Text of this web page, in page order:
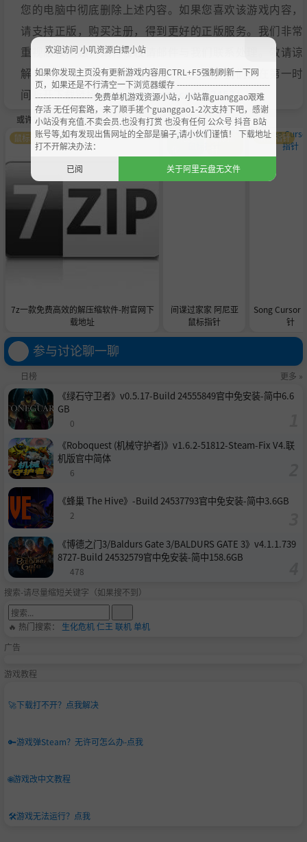
您的电脑中彻底删除上述内容。如果您喜欢该游戏内容，
请支持正版，购买注册，得到更好的正版服务。我们非常
重视版权问题，如有侵权请邮件与我们联系处理。敬请谅
解！E-mail：acgbns666@outlook.com，我们会在第一时
间断开下载链接https://steamzg.com/13453/。
或许您会喜欢
7z一款免费高效的解压缩软件-附官网下
载地址
鼠标指针
间谍过家家 阿尼亚
鼠标指针
萌化美
鼠标指
Song Cursor
针
鼠标指针
参与讨论聊一聊
日榜 更多 »
《绿石守卫者》v0.5.17-Build 24555849官中免安装-简中6.6
GB
0
《Roboquest (机械守护者)》v1.6.2-51812-Steam-Fix V4.联
机版官中简体
6
《蜂巢 The Hive》-Build 24537793官中免安装-简中3.6GB
2
《博德之门3/Baldurs Gate 3/BALDURS GATE 3》v4.1.1.739
8727-Build 24532579官中免安装-简中158.6GB
478
搜索-请尽量缩短关键字（如果搜不到）
🔥 热门搜索： 生化危机仁王 联机单机
广告
游戏教程
🚀下载打不开？点我解决
🔑游戏弹Steam？无许可怎么办-点我
🌐游戏改中文教程
🛠️游戏无法运行？点我
欢迎访问 小叽资源白嫖小站
如果你发现主页没有更新游戏内容用CTRL+F5强制刷新一下网
页，如果还是不行清空一下浏览器缓存 ----------------------------------
--------------------- 免费单机游戏资源小站，小站靠guanggao艰难
存活 无任何套路，来了顺手搓个guanggao1-2次支持下吧，感谢
小站没有充值.不卖会员.也没有打赏 也没有任何 公众号 抖音 B站
账号等,如有发现出售网址的全部是骗子,请小伙们谨慎！ 下载地址
打不开解决办法：
已阅
关于阿里云盘无文件